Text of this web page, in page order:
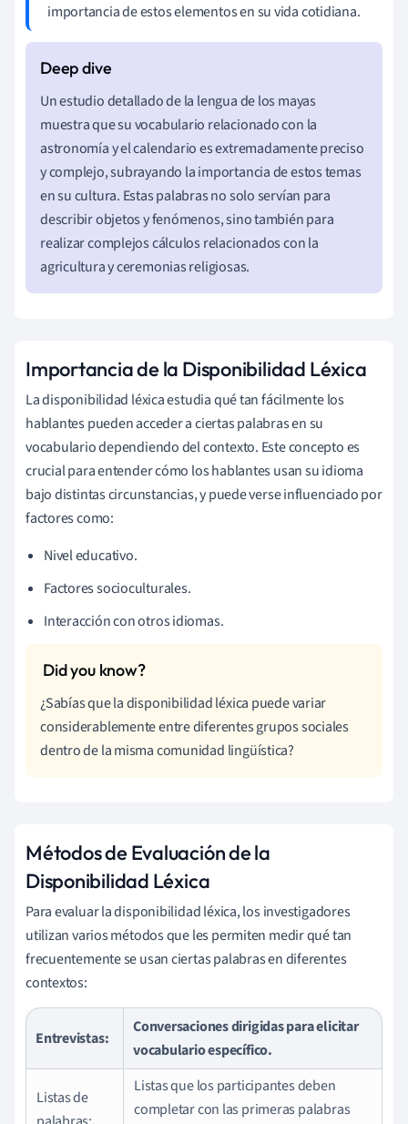
importancia de estos elementos en su vida cotidiana.
Un estudio detallado de la lengua de los mayas
muestra que su vocabulario relacionado con la
astronomía y el calendario es extremadamente preciso
y complejo, subrayando la importancia de estos temas
en su cultura. Estas palabras no solo servían para
describir objetos y fenómenos, sino también para
realizar complejos cálculos relacionados con la
agricultura y ceremonias religiosas.
Importancia de la Disponibilidad Léxica
La disponibilidad léxica estudia qué tan fácilmente los
hablantes pueden acceder a ciertas palabras en su
vocabulario dependiendo del contexto. Este concepto es
crucial para entender cómo los hablantes usan su idioma
bajo distintas circunstancias, y puede verse influenciado por
factores como:
Nivel educativo.
Factores socioculturales.
Interacción con otros idiomas.
¿Sabías que la disponibilidad léxica puede variar
considerablemente entre diferentes grupos sociales
dentro de la misma comunidad lingüística?
Métodos de Evaluación de la
Disponibilidad Léxica
Para evaluar la disponibilidad léxica, los investigadores
utilizan varios métodos que les permiten medir qué tan
frecuentemente se usan ciertas palabras en diferentes
contextos:
Entrevistas:
Conversaciones dirigidas para elicitar
vocabulario específico.
Listas de
Listas que los participantes deben
completar con las primeras palabras